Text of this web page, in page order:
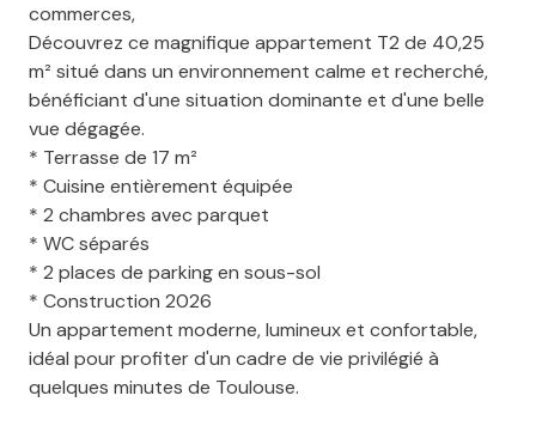
commerces,
Découvrez ce magnifique appartement T2 de 40,25
m² situé dans un environnement calme et recherché,
bénéficiant d'une situation dominante et d'une belle
vue dégagée.
* Terrasse de 17 m²
* Cuisine entièrement équipée
* 2 chambres avec parquet
* WC séparés
* 2 places de parking en sous-sol
* Construction 2026
Un appartement moderne, lumineux et confortable,
idéal pour profiter d'un cadre de vie privilégié à
quelques minutes de Toulouse.